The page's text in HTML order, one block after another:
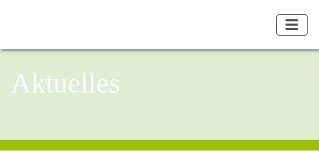
Aktuelles